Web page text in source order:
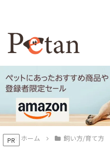
PR ホーム 飼い方/育て方